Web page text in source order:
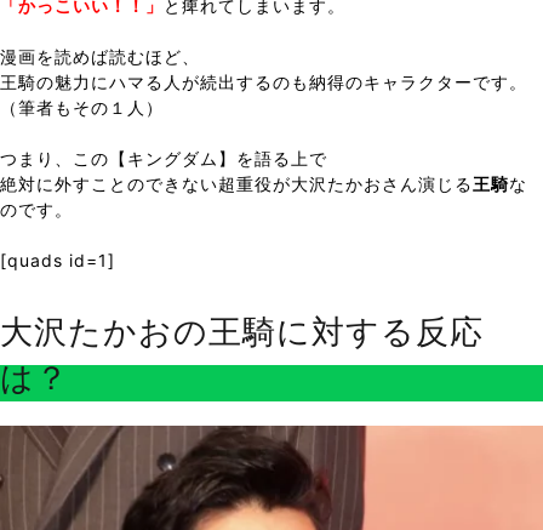
「かっこいい！！」 と痺れてしまいます。
漫画を読めば読むほど、
王騎の魅力にハマる人が続出するのも納得のキャラクターです。
（筆者もその１人）
つまり、この【キングダム】を語る上で
絶対に外すことのできない超重役が大沢たかおさん演じる王騎な
のです。
[quads id=1]
大沢たかおの王騎に対する反応
は？